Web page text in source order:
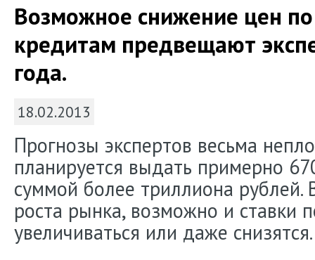
Возможное снижение цен
кредитам предвещают
года.
18.02.2013
Прогнозы экспертов весьма
планируется выдать примерно
суммой более триллиона рублей.
роста рынка, возможно и ставки
увеличиваться или даже снизятся.